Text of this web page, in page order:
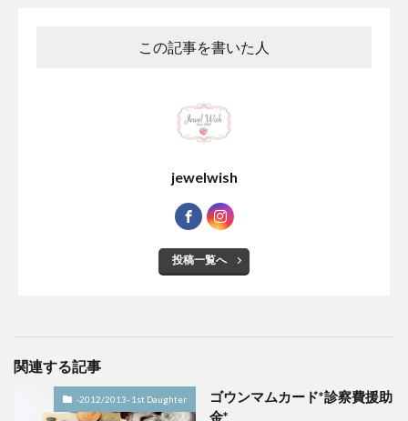
この記事を書いた人
jewelwish
投稿一覧へ
関連する記事
-2012/2013- 1st Daughter
ゴウンマムカード*診察費援助
金*